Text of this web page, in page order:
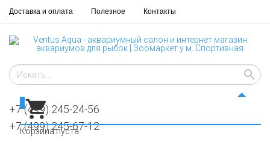
Доставка и оплата Полезное Контакты
+7 (499) 245-24-56
+7 (499) 245-67-12
Корзина пуста